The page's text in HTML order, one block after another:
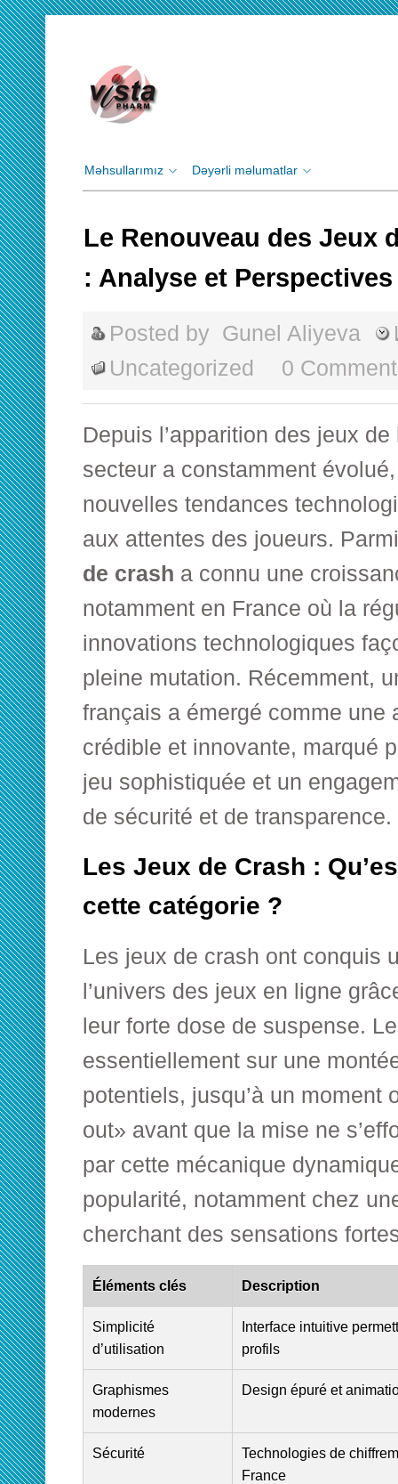
Məhsullarımız Dəyərli məlumatlar
Le Renouveau des Jeux
: Analyse et Perspectives
Posted by Gunel Aliyeva
Uncategorized
0
Depuis l’apparition des jeux
secteur a constamment
nouvelles tendances
aux attentes des joueurs.
de crash a connu une
notamment en France où la
innovations technologiques
pleine mutation. Récemment,
français a émergé comme une
crédible et innovante, marqué
jeu sophistiquée et un
de sécurité et de transparence.
Les Jeux de Crash :
cette catégorie ?
Les jeux de crash ont conquis
l’univers des jeux en ligne
leur forte dose de suspense.
essentiellement sur une
potentiels, jusqu’à un moment
out» avant que la mise ne
par cette mécanique
popularité, notamment chez
cherchant des sensations
Éléments clés Description
Simplicité
d’utilisation
Interface intuitive
profils
Graphismes
modernes
Design épuré et
Sécurité
Technologies de
France